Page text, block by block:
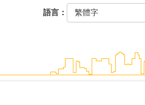
語言：